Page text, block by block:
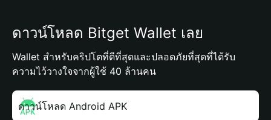
ดาวน์โหลด Bitget Wallet เลย
Wallet สำหรับคริปโตที่ดีที่สุดและปลอดภัยที่สุดที่ได้รับ
ความไว้วางใจจากผู้ใช้ 40 ล้านคน
ดาวน์โหลด Android APK